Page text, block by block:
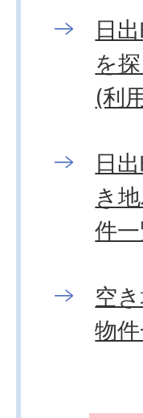
日
を
(利
日
き
件
空
物